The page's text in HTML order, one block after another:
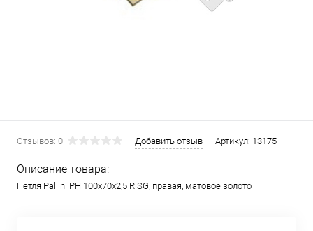
Отзывов: 0 Добавить отзыв Артикул: 13175
Описание товара:
Петля Pallini РН 100х70х2,5 R SG, правая, матовое золото